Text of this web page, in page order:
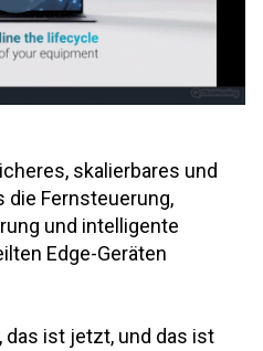
skalierbares und
die Fernsteuerung,
und intelligente
Edge-Geräten
das ist jetzt, und das ist